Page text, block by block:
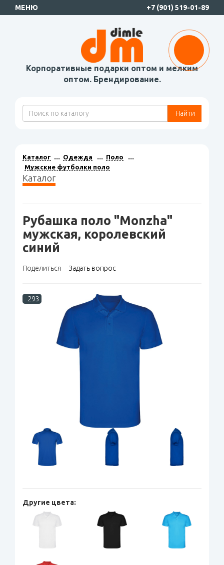
МЕНЮ +7 (901) 519-01-89
Корпоративные подарки оптом и мелким
оптом. Брендирование.
Найти
Каталог Одежда
Поло
Мужские футболки поло
Каталог
Рубашка поло "Monzha"
мужская, королевский
синий
Поделиться Задать вопрос
293
Другие цвета: